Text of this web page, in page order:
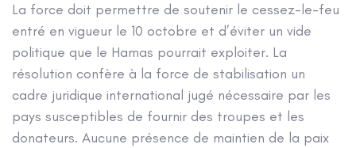
La force doit permettre de soutenir le cessez-le-feu
entré en vigueur le 10 octobre et d’éviter un vide
politique que le Hamas pourrait exploiter. La
résolution confère à la force de stabilisation un
cadre juridique international jugé nécessaire par les
pays susceptibles de fournir des troupes et les
donateurs. Aucune présence de maintien de la paix